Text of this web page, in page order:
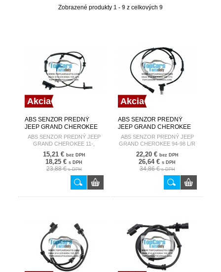
Zobrazené produkty 1 - 9 z celkových 9
Akcia
ABS SENZOR PREDNÝ
JEEP GRAND CHEROKEE
11-, DODGE DURANGO 11-
L/R 56029447AF
ABS SENZOR PREDNÝ JEEP
GRAND CHEROKEE 11-,
DODGE DURANGO 11- L/R
56029447AF
15,21 € bez DPH
18,25 € s DPH
23,88 €s DPH
Akcia
ABS SENZOR PREDNÝ
JEEP GRAND CHEROKEE
94-98 L/R 56005216
ABS SENZOR PREDNÝ JEEP
GRAND CHEROKEE 94-98 L/R
56005216
22,20 € bez DPH
26,64 € s DPH
34,86 €s DPH